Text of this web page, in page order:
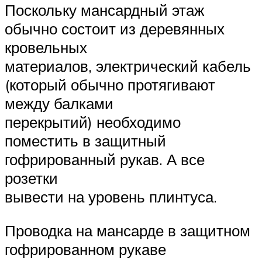
Поскольку мансардный этаж
обычно состоит из деревянных
кровельных
материалов, электрический кабель
(который обычно протягивают
между балками
перекрытий) необходимо
поместить в защитный
гофрированный рукав. А все
розетки
вывести на уровень плинтуса.
Проводка на мансарде в защитном
гофрированном рукаве